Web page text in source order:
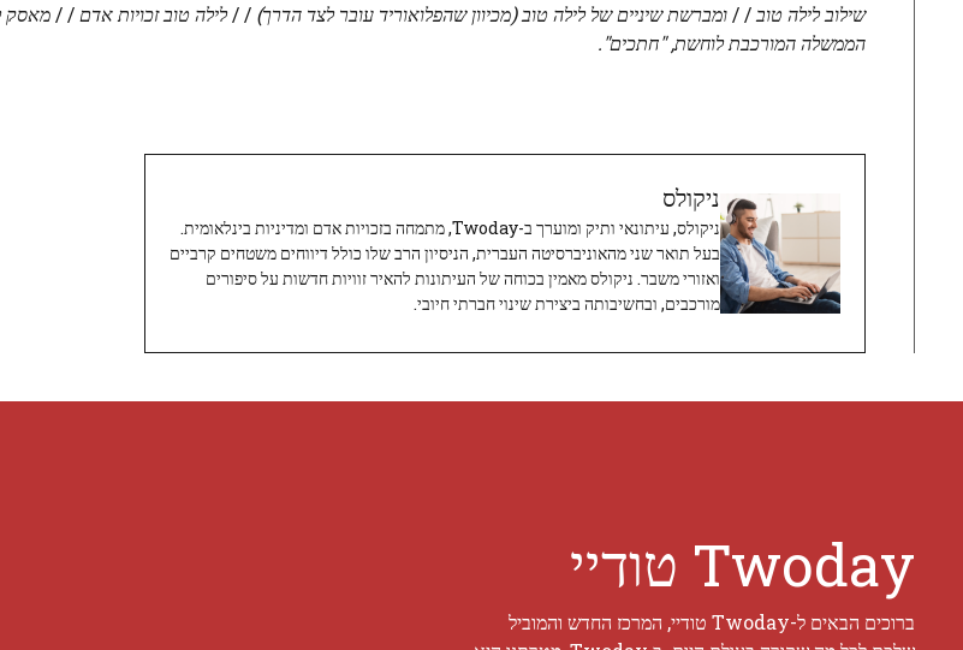
שילוב לילה טוב/ /ומברשת שיניים של לילה טוב (מכיוון שהפלואוריד עובר לצד הדרך) / /לילה טוב זכויות אדם/ /מאסק
הממשלה המורכבת לוחשת, "חתכים".
ניקולס
ניקולס, עיתונאי ותיק ומוערך ב-Twoday, מתמחה בזכויות אדם ומדיניות בינלאומית.
בעל תואר שני מהאוניברסיטה העברית, הניסיון הרב שלו כולל דיווחים משטחים קרביים
ואזורי משבר. ניקולס מאמין בכוחה של העיתונות להאיר זוויות חדשות על סיפורים
מורכבים, ובחשיבותה ביצירת שינוי חברתי חיובי.
Twoday טודיי
ברוכים הבאים ל-Twoday טודיי, המרכז החדש והמוביל